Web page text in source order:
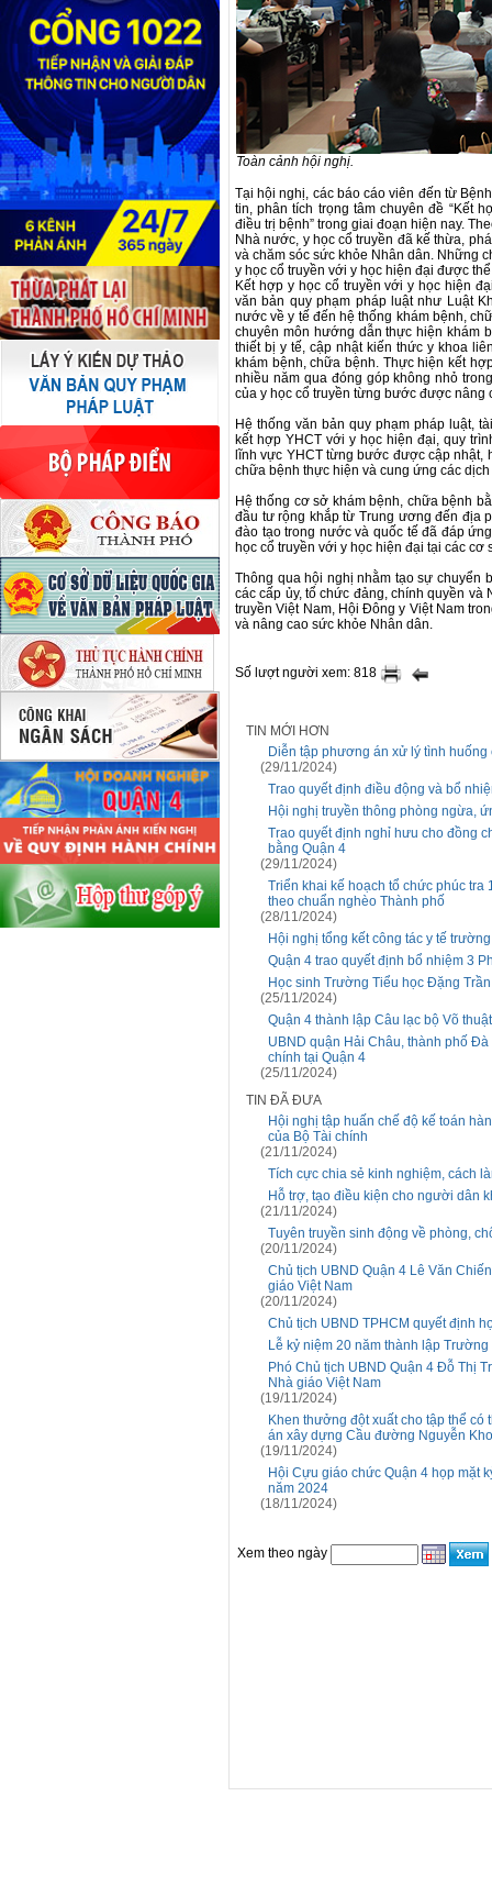
Toàn cảnh hội nghị.
Tại hội nghị, các báo cáo viên đến từ
tin, phân tích trọng tâm chuyên đề “Kết
điều trị bệnh” trong giai đoạn hiện nay.
Nhà nước, y học cổ truyền đã kế thừa,
và chăm sóc sức khỏe Nhân dân. Những
y học cổ truyền với y học hiện đại được
Kết hợp y học cổ truyền với y học hiện
văn bản quy phạm pháp luật như Luật
nước về y tế đến hệ thống khám bệnh,
chuyên môn hướng dẫn thực hiện khám
thiết bị y tế, cập nhật kiến thức y khoa
khám bệnh, chữa bệnh. Thực hiện kết
nhiều năm qua đóng góp không nhỏ
của y học cổ truyền từng bước được nâng
Hệ thống văn bản quy phạm pháp luật,
kết hợp YHCT với y học hiện đại, quy
lĩnh vực YHCT từng bước được cập nhật,
chữa bệnh thực hiện và cung ứng các
Hệ thống cơ sở khám bệnh, chữa bệnh
đầu tư rộng khắp từ Trung ương đến địa
đào tạo trong nước và quốc tế đã đáp
học cổ truyền với y học hiện đại tại các cơ
Thông qua hội nghị nhằm tạo sự chuyển
các cấp ủy, tổ chức đảng, chính quyền và
truyền Việt Nam, Hội Đông y Việt Nam
và nâng cao sức khỏe Nhân dân.
Số lượt người xem: 818
TIN MỚI HƠN
Diễn tập phương án xử lý tình
(29/11/2024)
Trao quyết định điều động và bổ
Hội nghị truyền thông phòng ngừa,
Trao quyết định nghỉ hưu cho đồng
bằng Quận 4
(29/11/2024)
Triển khai kế hoạch tổ chức phúc
theo chuẩn nghèo Thành phố
(28/11/2024)
Hội nghị tổng kết công tác y tế
Quận 4 trao quyết định bổ nhiệm 3
Học sinh Trường Tiểu học Đặng
(25/11/2024)
Quận 4 thành lập Câu lạc bộ Võ
UBND quận Hải Châu, thành phố
chính tại Quận 4
(25/11/2024)
TIN ĐÃ ĐƯA
Hội nghị tập huấn chế độ kế toán
của Bộ Tài chính
(21/11/2024)
Tích cực chia sẻ kinh nghiệm, cách
Hỗ trợ, tạo điều kiện cho người dân
(21/11/2024)
Tuyên truyền sinh động về phòng,
(20/11/2024)
Chủ tịch UBND Quận 4 Lê Văn
giáo Việt Nam
(20/11/2024)
Chủ tịch UBND TPHCM quyết định
Lễ kỷ niệm 20 năm thành lập
Phó Chủ tịch UBND Quận 4 Đỗ Thị
Nhà giáo Việt Nam
(19/11/2024)
Khen thưởng đột xuất cho tập thể
án xây dựng Cầu đường Nguyễn
(19/11/2024)
Hội Cựu giáo chức Quận 4 họp mặt
năm 2024
(18/11/2024)
Xem theo ngày